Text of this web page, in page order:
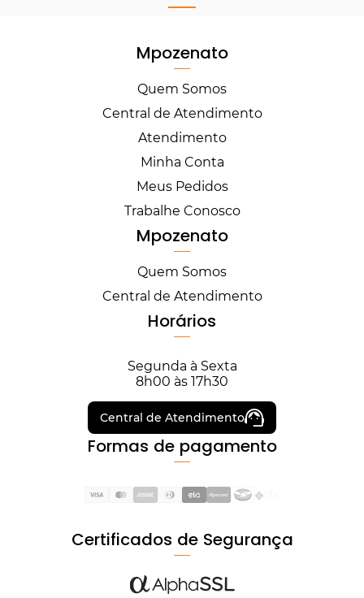
Mpozenato
Quem Somos
Central de Atendimento
Atendimento
Minha Conta
Meus Pedidos
Trabalhe Conosco
Mpozenato
Quem Somos
Central de Atendimento
Horários
Segunda à Sexta
8h00 às 17h30
Central de Atendimento
Formas de pagamento
Certificados de Segurança